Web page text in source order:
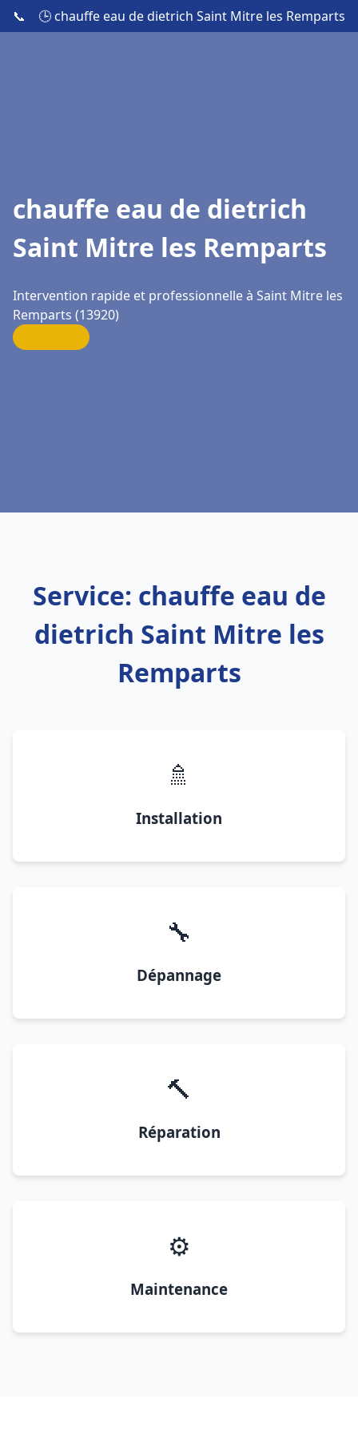
📞 🕒 chauffe eau de dietrich Saint Mitre les Remparts
chauffe eau de dietrich
Saint Mitre les Remparts
Intervention rapide et professionnelle à Saint Mitre les
Remparts (13920)
Service: chauffe eau de
dietrich Saint Mitre les
Remparts
🚿
Installation
🔧
Dépannage
🔨
Réparation
⚙️
Maintenance